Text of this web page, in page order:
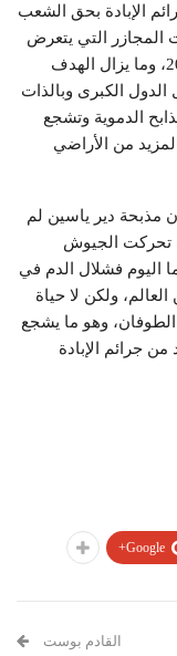
الإبادة بحق الشعب
المجازر التي يتعرض
لها أهلنا في غزة ولم تتوقف منذ 7 أكتوبر 2023، وما يزال الهدف
الكبرى وبالذات
الدموية وتشجع
من الأراضي
أن مذبحة دير ياسين لم
تحركت الجيوش
اليوم فشلال الدم في
ولكن لا حياة
الطوفان، وهو ما يشجع
جرائم الإبادة
Google+
القادم بوست